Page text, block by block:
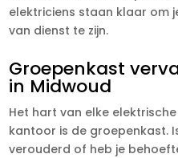
elektriciens staan klaar om
van dienst te zijn.
Groepenkast
in Midwoud
Het hart van elke
kantoor is de groepenkast.
verouderd of heb je